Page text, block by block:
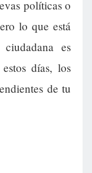
políticas o
lo que está
es
días, los
de tu